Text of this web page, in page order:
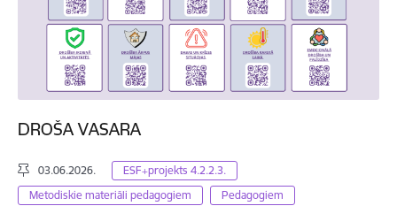
DROŠA VASARA
03.06.2026.
ESF+projekts 4.2.2.3.
Metodiskie materiāli pedagogiem
Pedagogiem